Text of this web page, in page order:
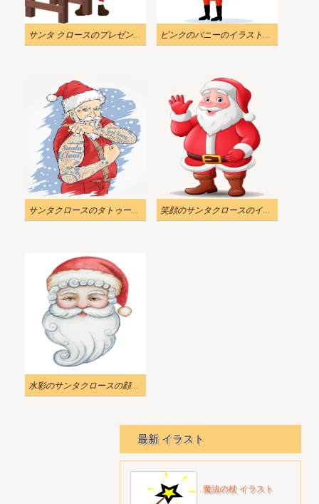
サンタ クロースのプレゼントのイラスト ピンクのバニーのイラストを持つサンタ クロース
サンタクロースのタトゥーのイラスト 笑顔のサンタクロースのイラスト 透明
水彩のサンタクロースの顔イラスト
最新 イラスト
魔法の杖 イラスト